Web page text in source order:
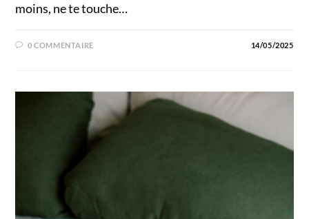
moins, ne te touche…
0 COMMENTAIRE 14/05/2025